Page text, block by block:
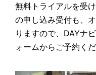
無料トライアルを受
の申し込み受付も、
りますので、DAYナ
ォームからご予約くだ